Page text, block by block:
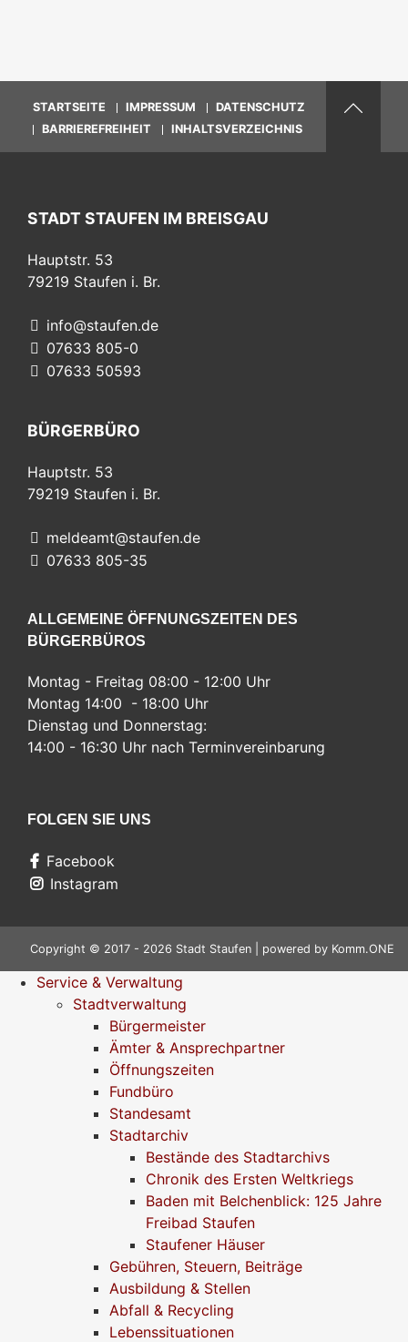
STARTSEITE IMPRESSUM
DATENSCHUTZ
BARRIEREFREIHEIT
INHALTSVERZEICHNIS
STADT STAUFEN IM BREISGAU
Hauptstr. 53
79219 Staufen i. Br.
info@staufen.de
07633 805-0
07633 50593
BÜRGERBÜRO
Hauptstr. 53
79219 Staufen i. Br.
meldeamt@staufen.de
07633 805-35
ALLGEMEINE ÖFFNUNGSZEITEN DES
BÜRGERBÜROS
Montag - Freitag 08:00 - 12:00 Uhr
Montag 14:00 - 18:00 Uhr
Dienstag und Donnerstag:
14:00 - 16:30 Uhr nach Terminvereinbarung
FOLGEN SIE UNS
Facebook
Instagram
Copyright © 2017 - 2026 Stadt Staufen | powered by Komm.ONE
Service & Verwaltung
Stadtverwaltung
Bürgermeister
Ämter & Ansprechpartner
Öffnungszeiten
Fundbüro
Standesamt
Stadtarchiv
Bestände des Stadtarchivs
Chronik des Ersten Weltkriegs
Baden mit Belchenblick: 125 Jahre
Freibad Staufen
Staufener Häuser
Gebühren, Steuern, Beiträge
Ausbildung & Stellen
Abfall & Recycling
Lebenssituationen